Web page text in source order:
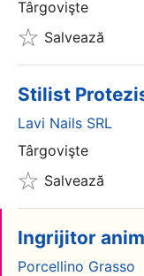
Târgovişte
Salvează
Stilist
Lavi Nails SRL
Târgovişte
Salvează
Ingrijitor
Porcellino Grasso